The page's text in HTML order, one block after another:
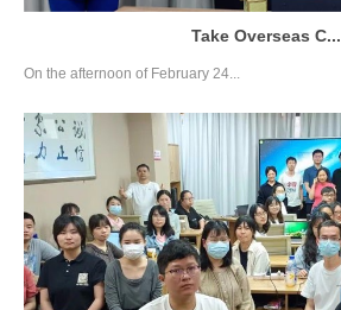
Take Overseas C...
On the afternoon of February 24...